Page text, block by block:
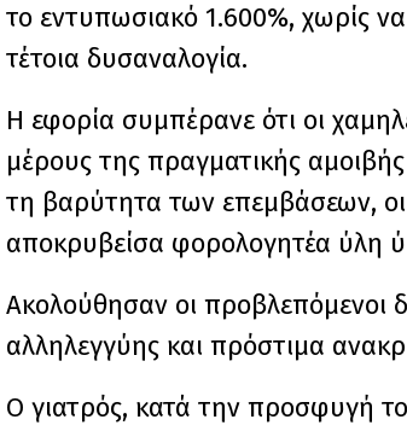
το εντυπωσιακό 1.600%, χωρίς
τέτοια δυσαναλογία.
Η εφορία συμπέρανε ότι οι
μέρους της πραγματικής
τη βαρύτητα των επεμβάσεων,
αποκρυβείσα φορολογητέα ύλη
Ακολούθησαν οι προβλεπόμενοι
αλληλεγγύης και πρόστιμα
Ο γιατρός, κατά την προσφυγή